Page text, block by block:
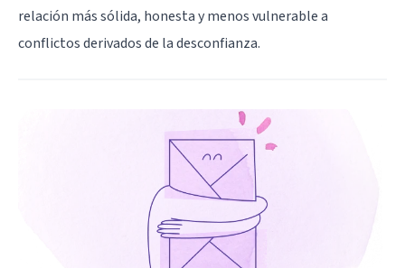
relación más sólida, honesta y menos vulnerable a
conflictos derivados de la desconfianza.